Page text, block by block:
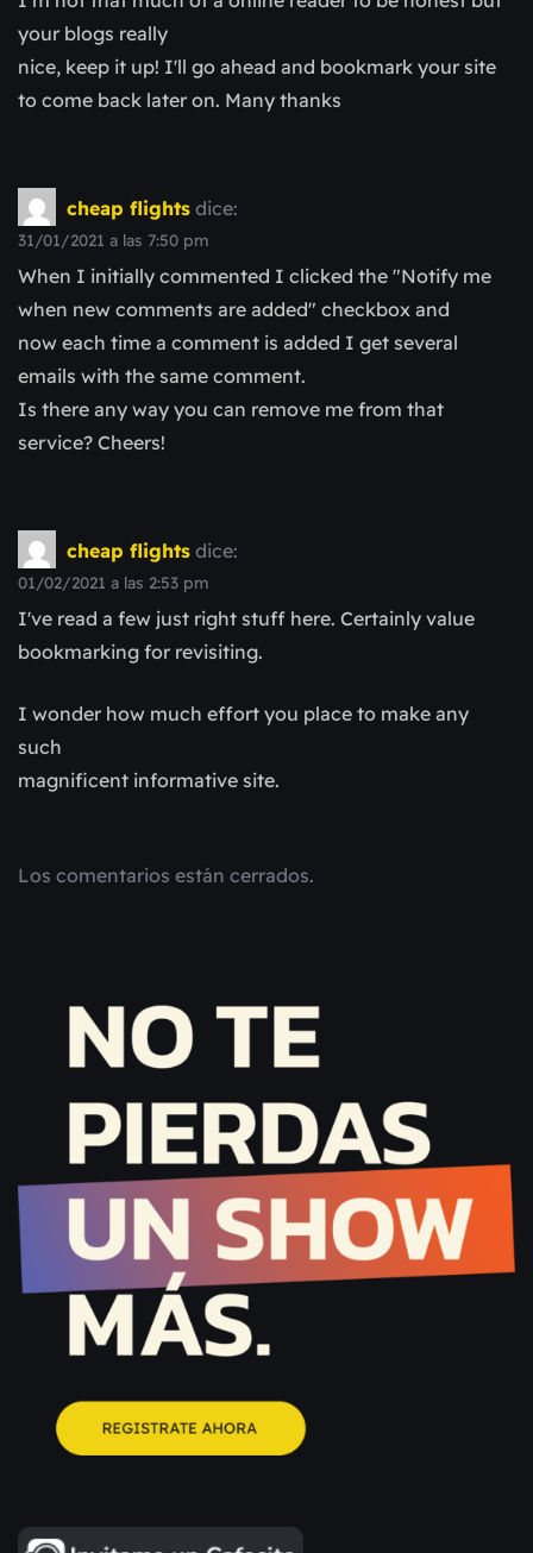
your blogs really
nice, keep it up! I'll go ahead and bookmark your site
to come back later on. Many thanks
cheap flights dice:
31/01/2021 a las 7:50 pm
When I initially commented I clicked the "Notify me
when new comments are added" checkbox and
now each time a comment is added I get several
emails with the same comment.
Is there any way you can remove me from that
service? Cheers!
cheap flights dice:
01/02/2021 a las 2:53 pm
I've read a few just right stuff here. Certainly value
bookmarking for revisiting.
I wonder how much effort you place to make any
such
magnificent informative site.
Los comentarios están cerrados.